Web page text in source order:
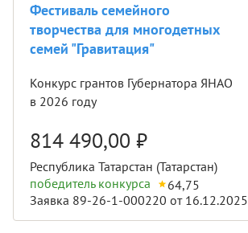
Фестиваль семейного
творчества для многодетных
семей "Гравитация"
Конкурс грантов Губернатора ЯНАО
в 2026 году
814 490,00 ₽
Республика Татарстан (Татарстан)
победитель конкурса
64,75
Заявка 89-26-1-000220 от 16.12.2025